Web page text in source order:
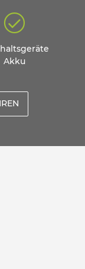
Akku